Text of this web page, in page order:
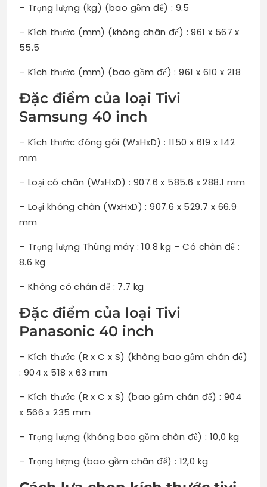
– Trọng lượng (kg) (bao gồm đế) : 9.5
– Kích thước (mm) (không chân đế) : 961 x 567 x
55.5
– Kích thước (mm) (bao gồm đế) : 961 x 610 x 218
Đặc điểm của loại Tivi
Samsung 40 inch
– Kích thước đóng gói (WxHxD) : 1150 x 619 x 142
mm
– Loại có chân (WxHxD) : 907.6 x 585.6 x 288.1 mm
– Loại không chân (WxHxD) : 907.6 x 529.7 x 66.9
mm
– Trọng lượng Thùng máy : 10.8 kg – Có chân đế :
8.6 kg
– Không có chân đế : 7.7 kg
Đặc điểm của loại Tivi
Panasonic 40 inch
– Kích thước (R x C x S) (không bao gồm chân đế)
: 904 x 518 x 63 mm
– Kích thước (R x C x S) (bao gồm chân đế) : 904
x 566 x 235 mm
– Trọng lượng (không bao gồm chân đế) : 10,0 kg
– Trọng lượng (bao gồm chân đế) : 12,0 kg